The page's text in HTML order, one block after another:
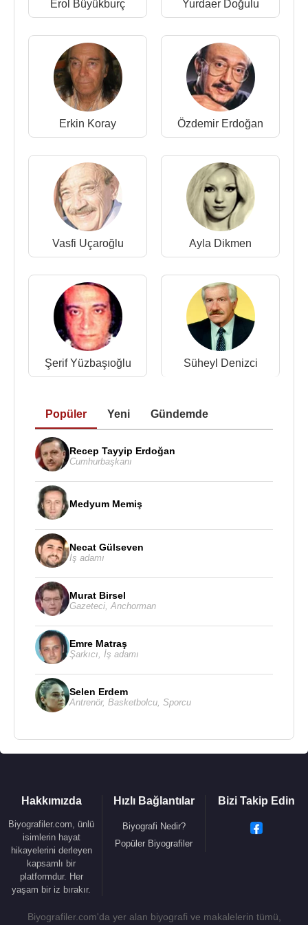
kalp krizi nedeni ile ölmüştür.
45’lik plakları:
1965 - Ojitos Traidores (
Gönül Turgut'un okuduğu)
/ (Başar Tamer'in okuduğu) Kundurama Kum Doldu
1965 - Giovane Giovane (Bereli Bereli) (Gönül
Turgut'un okuduğu) / (Başar Tamer'in okuduğu)
Tamo E Tamero (Seviyorum Seveceğim)
1965 - Eminem / Rumba (
Kadri Ünalan
Arkadaşları Orkestrası ile)
1965 - Makaram Sarı Bağlar / Yavuz Geliyor Yavuz
Gönül Turgutile birlikte)
1969 - Ayrı Masaları / Bu Son Şarkım
1969 - Gün Doğmadan Neler Doğar / Bir Gece
1969 - Özlemekten Yoruldum / Bu Aşkın Sonunu
Hiç Düşünmedin Mi?
1969 - Niksar'ın Fidanları / Gidiyom Gidemiyom
1970 - Aşka Veda, Elveda Elveda / Yalnızım Ben
1970 - Yaşıyamam / Merhaba Oldu Elveda
Kaynak:Biyografiler.com
Erol Büyükburç Yurdaer Doğulu
Erkin Koray Özdemir Erdoğan
Vasfi Uçaroğlu Ayla Dikmen
Şerif Yüzbaşıoğlu Süheyl Denizci
Popüler Yeni Gündemde
Recep Tayyip Erdoğan
Cumhurbaşkanı
Medyum Memiş
Necat Gülseven
İş adamı
Murat Birsel
Gazeteci Anchorman
Emre Matraş
Şarkıcı İş adamı
Selen Erdem
Antrenör, Basketbolcu Sporcu
Hakkımızda
Biyografiler.com, ünlü
isimlerin hayat
hikayelerini derleyen
kapsamlı bir
platformdur. Her
yaşam bir iz bırakır.
Hızlı Bağlantılar
Biyografi Nedir?
Popüler Biyografiler
Bizi Takip Edin
Biyografiler.com'da yer alan biyografi ve makalelerin tümü,